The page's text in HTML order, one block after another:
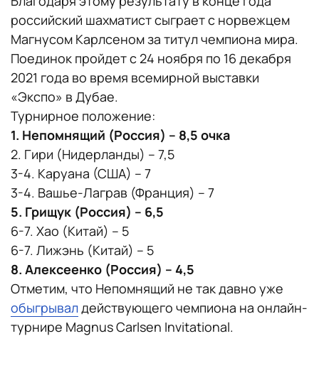
российский шахматист сыграет с норвежцем
Магнусом Карлсеном за титул чемпиона мира.
Поединок пройдет с 24 ноября по 16 декабря
2021 года во время всемирной выставки
«Экспо» в Дубае.
Турнирное положение:
1. Непомнящий (Россия) – 8,5 очка
2. Гири (Нидерланды) – 7,5
3-4. Каруана (США) – 7
3-4. Вашье-Лаграв (Франция) – 7
5. Грищук (Россия) – 6,5
6-7. Хао (Китай) – 5
6-7. Лижэнь (Китай) – 5
8. Алексеенко (Россия) – 4,5
Отметим, что Непомнящий не так давно уже
обыгрывалдействующего чемпиона на онлайн-
турнире Magnus Carlsen Invitational.